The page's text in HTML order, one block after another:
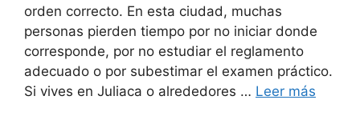
orden correcto. En esta ciudad, muchas
personas pierden tiempo por no iniciar donde
corresponde, por no estudiar el reglamento
adecuado o por subestimar el examen práctico.
Si vives en Juliaca o alrededores … Leer más